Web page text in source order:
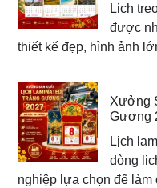
Lịch
được
thiết kế đẹp, hình ảnh
Xưởng
Gương
Lịch
dòng
nghiệp lựa chọn để làm